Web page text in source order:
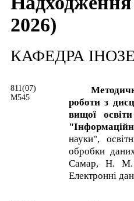
2026)
КАФЕДРА
811(07)
М545
Методичні
роботи з
вищої
науки",
обробки
Самар, Н. М.
Електронні